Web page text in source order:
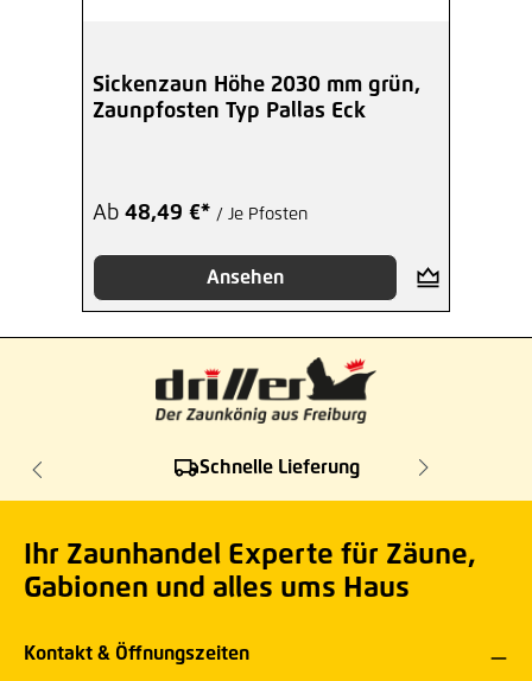
Sickenzaun Höhe 2030 mm grün,
Zaunpfosten Typ Pallas Eck
Ab 48,49 €* / Je Pfosten
Ansehen
Schnelle Lieferung
Ihr Zaunhandel Experte für Zäune,
Gabionen und alles ums Haus
Kontakt & Öffnungszeiten